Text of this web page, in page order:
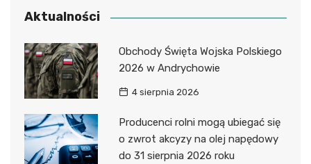
Aktualności
Obchody Święta Wojska Polskiego
2026 w Andrychowie
4 sierpnia 2026
Producenci rolni mogą ubiegać się
o zwrot akcyzy na olej napędowy
do 31 sierpnia 2026 roku